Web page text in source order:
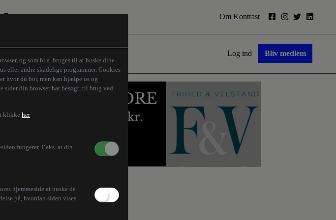
og som bl.a. bruges til at huske dine
eller andre skadelige programmer. Cookies
hvor du bor, men kan hjælpe os og
din browser har besøgt, til brug ved
klikke her
fungerer. F.eks. at din
hjemmeside at huske de
på, hvordan siden vises.
Om Kontrast
Log ind Bliv medlem